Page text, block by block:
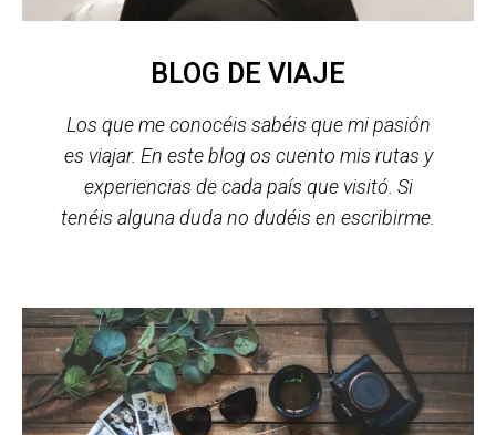
BLOG DE VIAJE
Los que me conocéis sabéis que mi pasión
es viajar. En este blog os cuento mis rutas y
experiencias de cada país que visitó. Si
tenéis alguna duda no dudéis en escribirme.